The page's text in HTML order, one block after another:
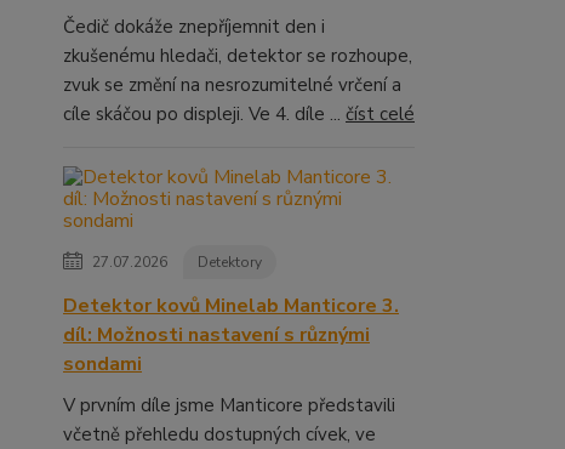
Čedič dokáže znepříjemnit den i
zkušenému hledači, detektor se rozhoupe,
zvuk se změní na nesrozumitelné vrčení a
cíle skáčou po displeji. Ve 4. díle ... číst celé
27.07.2026 Detektory
Detektor kovů Minelab Manticore 3.
díl: Možnosti nastavení s různými
sondami
V prvním díle jsme Manticore představili
včetně přehledu dostupných cívek, ve